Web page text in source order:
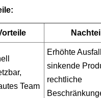
Team
Erhöhte
sinkende
rechtliche